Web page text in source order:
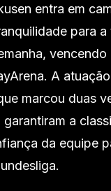
entra em
para
vencendo
A
marcou duas
garantiram a
da equipe